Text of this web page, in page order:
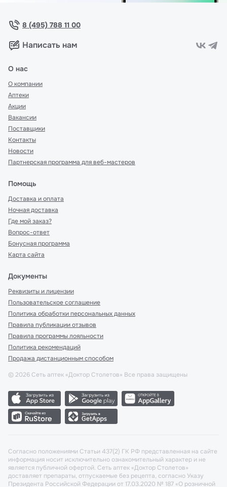
8 (495) 788 11 00
Написать нам
О нас
О компании
Аптеки
Акции
Вакансии
Поставщики
Контакты
Новости
Партнерская программа для веб-мастеров
Помощь
Доставка и оплата
Ночная доставка
Где мой заказ?
Вопрос-ответ
Бонусная программа
Карта сайта
Документы
Реквизиты и лицензии
Пользовательское соглашение
Политика обработки персональных данных
Правила публикации отзывов
Правила программы лояльности
Политика рекомендаций
Продажа дистанционным способом
© 2026 Сеть аптек «Доктор Столетов» Все права защищены
Согласно положениями Статьи 437(2) ГК РФ представленная на сайте
информация носит исключительно ознакомительный характер и не
является публичной офертой. Сеть аптек «Доктор Столетов»
доставляет препараты, отпускаемые без рецепта, согласно Указу
Президента Российской Федерации от 17.03.2020 № 187 «О розничной